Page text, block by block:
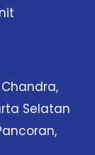
Selatan